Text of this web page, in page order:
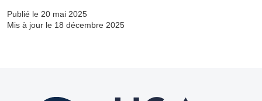
Publié le 20 mai 2025
Mis à jour le 18 décembre 2025